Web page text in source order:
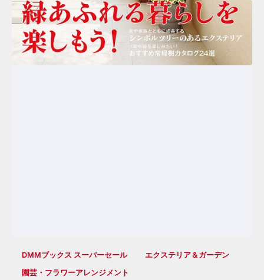
DMMブックス スーパーセール
エクステリア＆ガーデン
園芸・フラワーアレンジメント